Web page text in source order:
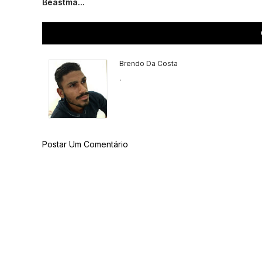
Beastma...
Brendo Da Costa
.
Postar Um Comentário